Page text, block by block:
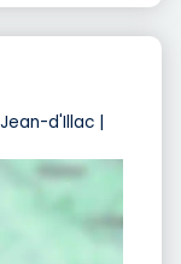
d'Illac |